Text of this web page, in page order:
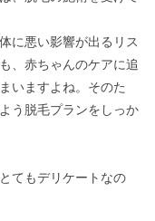
に悪い影響が出るリス
、赤ちゃんのケアに追
いますよね。そのた
う脱毛プランをしっか
てもデリケートなの